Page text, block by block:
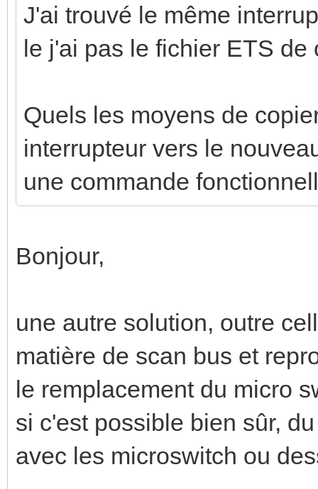
J'ai trouvé le même
le j'ai pas le fichier ETS
Quels les moyens de
interrupteur vers le
une commande
Bonjour,
une autre solution, outre
matière de scan bus et
le remplacement du micro
si c'est possible bien sûr,
avec les microswitch ou